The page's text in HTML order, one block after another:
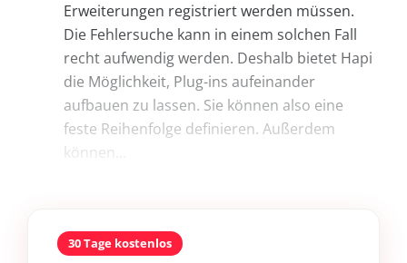
Erweiterungen registriert werden müssen.
Die Fehlersuche kann in einem solchen Fall
recht aufwendig werden. Deshalb bietet Hapi
die Möglichkeit, Plug-ins aufeinander
aufbauen zu lassen. Sie können also eine
feste Reihenfolge definieren. Außerdem
können...
30 Tage kostenlos